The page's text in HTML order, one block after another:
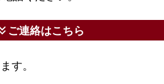
お
ご
ご連絡はこちら
す。